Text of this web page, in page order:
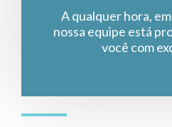
A qualquer hora,
nossa equipe está
você com